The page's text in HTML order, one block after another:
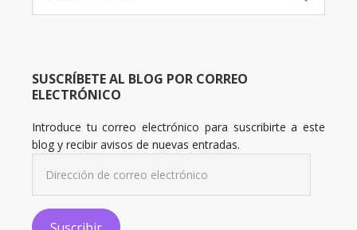
SUSCRÍBETE AL BLOG POR CORREO
ELECTRÓNICO
Introduce tu correo electrónico para suscribirte a este
blog y recibir avisos de nuevas entradas.
correo
electrónico